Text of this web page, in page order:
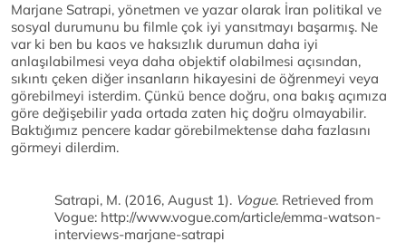
Marjane Satrapi, yönetmen ve yazar olarak İran politikal ve
sosyal durumunu bu filmle çok iyi yansıtmayı başarmış. Ne
var ki ben bu kaos ve haksızlık durumun daha iyi
anlaşılabilmesi veya daha objektif olabilmesi açısından,
sıkıntı çeken diğer insanların hikayesini de öğrenmeyi veya
görebilmeyi isterdim. Çünkü bence doğru, ona bakış açımıza
göre değişebilir yada ortada zaten hiç doğru olmayabilir.
Baktığımız pencere kadar görebilmektense daha fazlasını
görmeyi dilerdim.
Satrapi, M. (2016, August 1). Vogue. Retrieved from
Vogue: http://www.vogue.com/article/emma-watson-
interviews-marjane-satrapi